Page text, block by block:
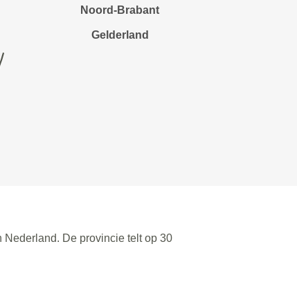
Noord-Brabant
Gelderland
Nederland. De provincie telt op 30